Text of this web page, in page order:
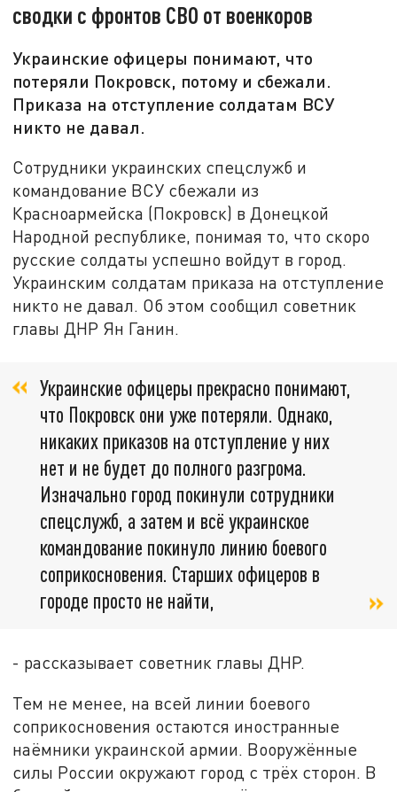
сводки с фронтов СВО от военкоров
Украинские офицеры понимают, что
потеряли Покровск, потому и сбежали.
Приказа на отступление солдатам ВСУ
никто не давал.
Сотрудники украинских спецслужб и
командование ВСУ сбежали из
Красноармейска (Покровск) в Донецкой
Народной республике, понимая то, что скоро
русские солдаты успешно войдут в город.
Украинским солдатам приказа на отступление
никто не давал. Об этом сообщил советник
главы ДНР Ян Ганин.
Украинские офицеры прекрасно понимают,
что Покровск они уже потеряли. Однако,
никаких приказов на отступление у них
нет и не будет до полного разгрома.
Изначально город покинули сотрудники
спецслужб, а затем и всё украинское
командование покинуло линию боевого
соприкосновения. Старших офицеров в
городе просто не найти,
- рассказывает советник главы ДНР.
Тем не менее, на всей линии боевого
соприкосновения остаются иностранные
наёмники украинской армии. Вооружённые
силы России окружают город с трёх сторон. В